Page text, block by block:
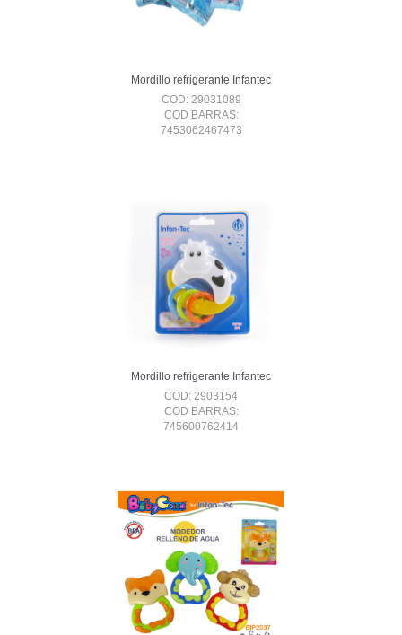
Mordillo refrigerante Infantec
COD: 29031089
COD BARRAS:
7453062467473
Mordillo refrigerante Infantec
COD: 2903154
COD BARRAS:
745600762414